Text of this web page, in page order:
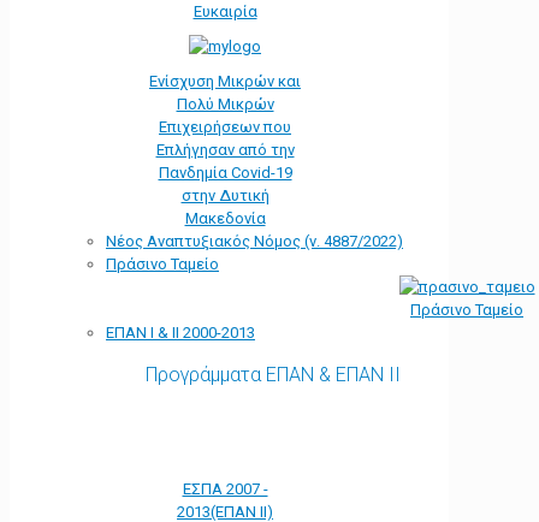
Ευκαιρία
Ενίσχυση Μικρών και
Πολύ Μικρών
Επιχειρήσεων που
Επλήγησαν από την
Πανδημία Covid-19
στην Δυτική
Μακεδονία
Νέος Αναπτυξιακός Νόμος (ν. 4887/2022)
Πράσινο Ταμείο
Πράσινο Ταμείο
ΕΠΑΝ Ι & ΙΙ 2000-2013
Προγράμματα ΕΠΑΝ & ΕΠΑΝ ΙΙ
ΕΣΠΑ 2007 -
2013(ΕΠΑΝ ΙΙ)